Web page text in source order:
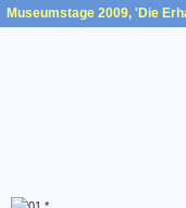
Museumstage 2009, 'Die